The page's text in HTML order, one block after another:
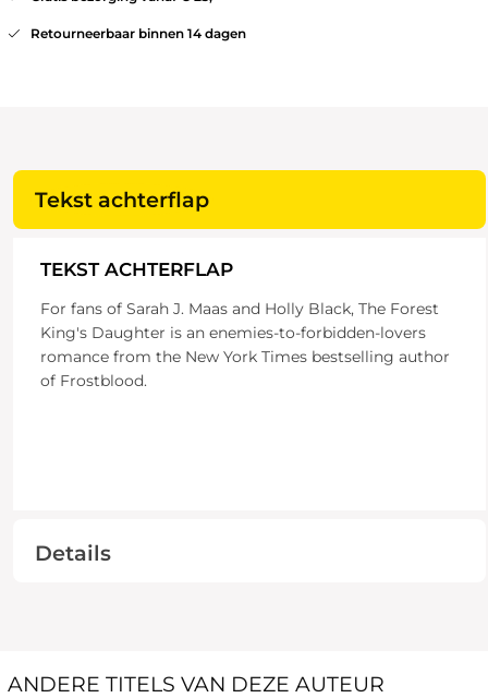
Retourneerbaar binnen 14 dagen
Tekst achterflap
TEKST ACHTERFLAP
For fans of Sarah J. Maas and Holly Black, The Forest
King's Daughter is an enemies-to-forbidden-lovers
romance from the New York Times bestselling author
of Frostblood.
Details
ANDERE TITELS VAN DEZE AUTEUR